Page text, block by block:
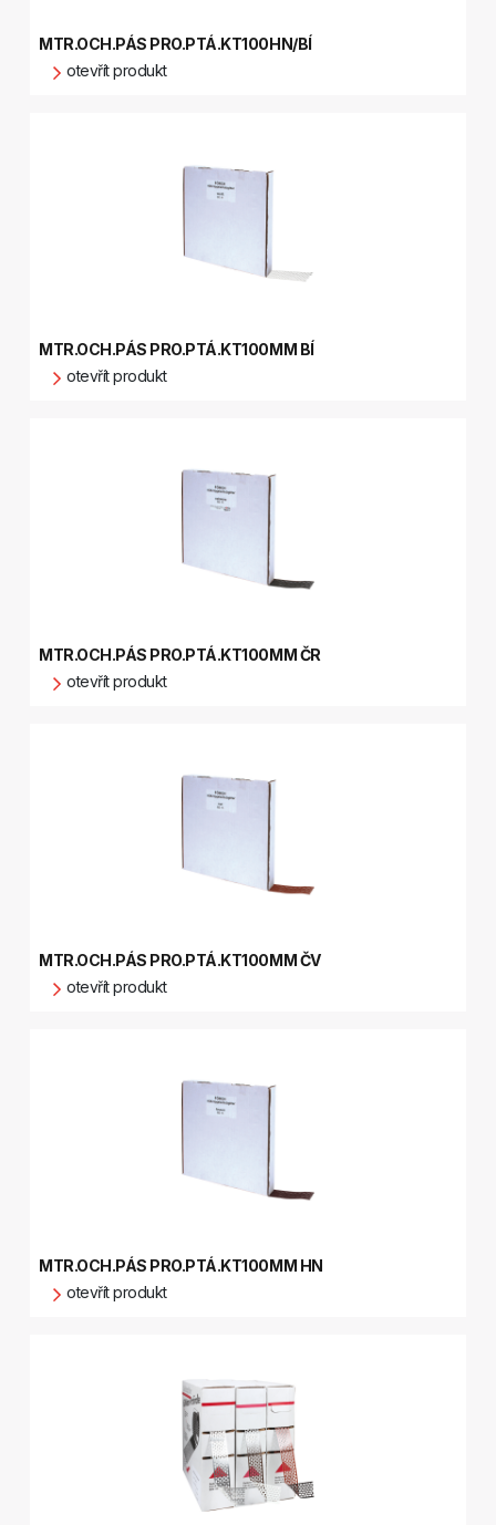
MTR.OCH.PÁS PRO.PTÁ.KT100HN/BÍ
otevřít produkt
MTR.OCH.PÁS PRO.PTÁ.KT100MM BÍ
otevřít produkt
MTR.OCH.PÁS PRO.PTÁ.KT100MM ČR
otevřít produkt
MTR.OCH.PÁS PRO.PTÁ.KT100MM ČV
otevřít produkt
MTR.OCH.PÁS PRO.PTÁ.KT100MM HN
otevřít produkt